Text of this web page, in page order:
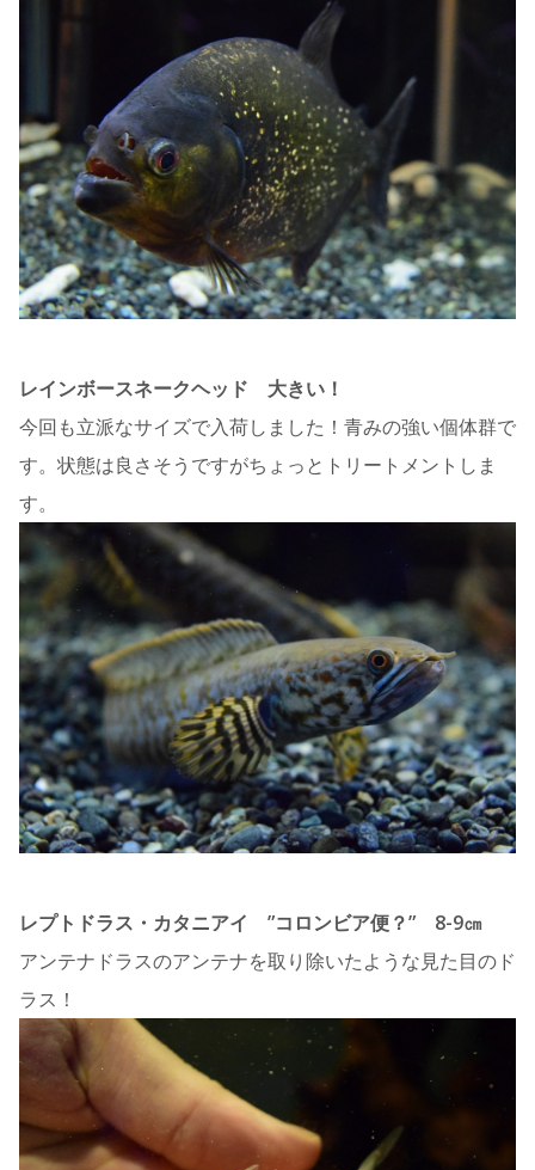
レインボースネークヘッド 大きい！
今回も立派なサイズで入荷しました！青みの強い個体群で
す。状態は良さそうですがちょっとトリートメントしま
す。
レプトドラス・カタニアイ ”コロンビア便？” 8-9㎝
アンテナドラスのアンテナを取り除いたような見た目のド
ラス！